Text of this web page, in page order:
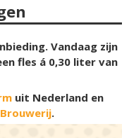
Vandaag zijn
fles á 0,30 liter van
uit Nederland en
.